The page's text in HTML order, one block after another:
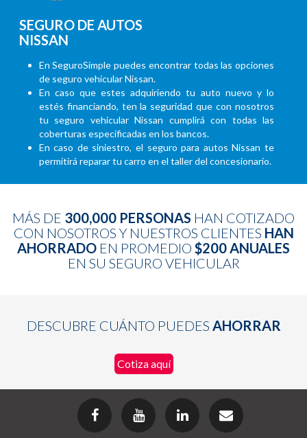
SEGURO DE AUTOS
NISSAN
En SeguroSimple puedes encontrar todas las opciones
de seguro vehicular Nissan.
En caso que estes adquiriendo tu auto nuevo y lo
estés financiando, ten la seguridad que con nosotros
tu seguro vehicular Nissan cumplirá con todas las
coberturas especificadas en los bancos.
En caso de siniestro, el seguro para autos Nissan te
permitirá reparar tu carro en el taller del concesionario.
MÁS DE 300,000 PERSONAS HAN COTIZADO
CON NOSOTROS Y NUESTROS CLIENTES HAN
AHORRADO EN PROMEDIO $200 ANUALES
EN SU SEGURO VEHICULAR
DESCUBRE CUÁNTO PUEDES AHORRAR
Cotiza aquí